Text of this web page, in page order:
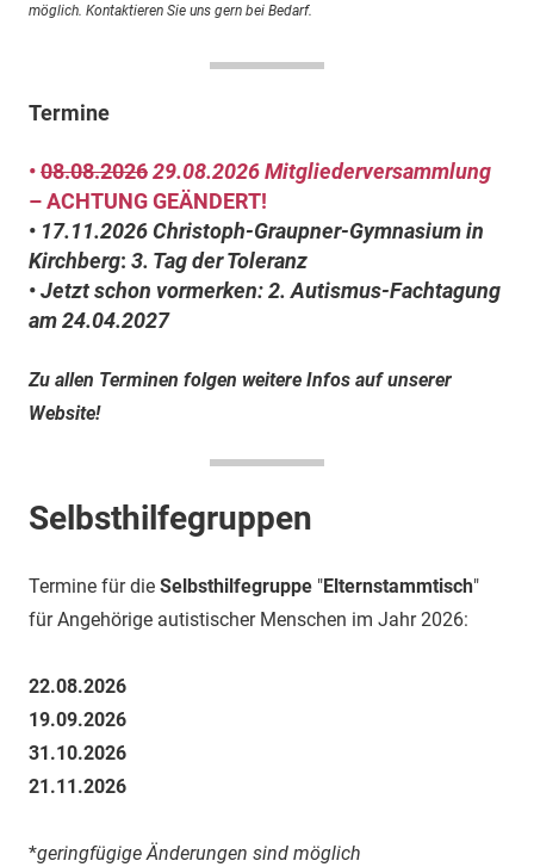
möglich. Kontaktieren Sie uns gern bei Bedarf.
Termine
•08.08.202629.08.2026Mitgliederversammlung
– ACHTUNG GEÄNDERT!
• 17.11.2026Christoph-Graupner-Gymnasium in
Kirchberg: 3. Tag der Toleranz
•Jetzt schon vormerken: 2. Autismus-Fachtagung
am24.04.2027
Zu allen Terminen folgen weitere Infos auf unserer
Website!
Selbsthilfegruppen
Termine für die Selbsthilfegruppe "Elternstammtisch"
für Angehörige autistischer Menschen im Jahr 2026:
22.08.2026
19.09.2026
31.10.2026
21.11.2026
*geringfügige Änderungen sind möglich